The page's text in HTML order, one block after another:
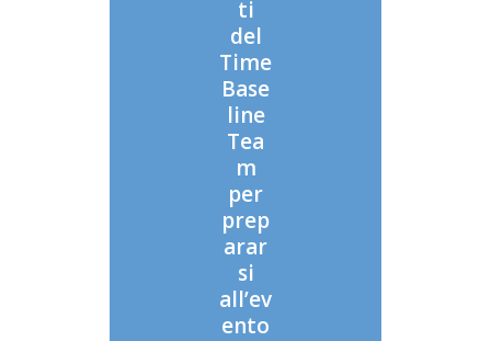
ti
del
Time
Base
line
Tea
m
per
prep
arar
si
all’ev
ento